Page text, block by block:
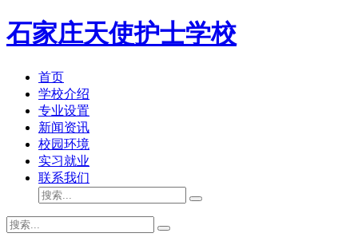
石家庄天使护士学校
首页
学校介绍
专业设置
新闻资讯
校园环境
实习就业
联系我们